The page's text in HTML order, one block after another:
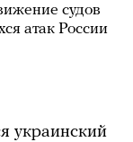
судов
атак России
украинский